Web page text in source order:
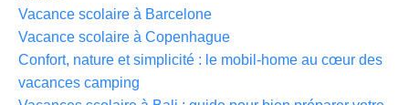
Vacance scolaire à Barcelone
Vacance scolaire à Copenhague
Confort, nature et simplicité : le mobil-home au cœur des
vacances camping